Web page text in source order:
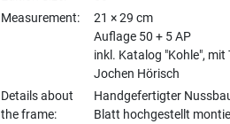
Measurement
21 × 29 cm
Auflage 50 + 5 AP
inkl. Katalog "Kohle", mit
Jochen Hörisch
Details about
the frame
Handgefertigter
Blatt hochgestellt